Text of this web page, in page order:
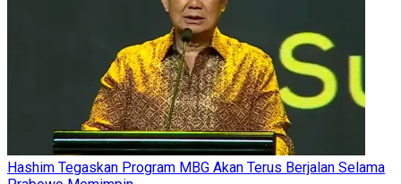
Hashim Tegaskan Program MBG Akan Terus Berjalan Selama